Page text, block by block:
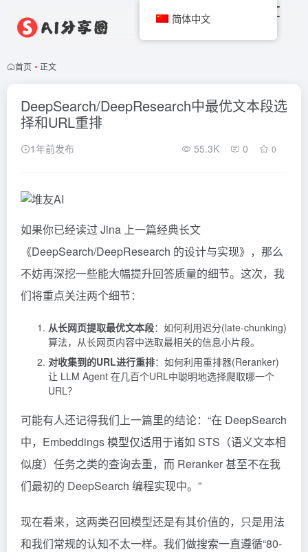
首页 • 正文
DeepSearch/DeepResearch中最优文本段选
择和URL重排
1年前发布 55.3K 0 0
如果你已经读过 Jina 上一篇经典长文
《DeepSearch/DeepResearch 的设计与实现》，那么
不妨再深挖一些能大幅提升回答质量的细节。这次，我
们将重点关注两个细节：
从长网页提取最优文本段：如何利用迟分(late-chunking)
算法，从长网页内容中选取最相关的信息小片段。
对收集到的URL进行重排：如何利用重排器(Reranker)
让 LLM Agent 在几百个URL中聪明地选择爬取哪一个
URL？
可能有人还记得我们上一篇里的结论：“在 DeepSearch
中，Embeddings 模型仅适用于诸如 STS（语义文本相
似度）任务之类的查询去重，而 Reranker 甚至不在我
们最初的 DeepSearch 编程实现中。”
现在看来，这两类召回模型还是有其价值的，只是用法
和我们常规的认知不太一样。我们做搜索一直遵循“80-
简体中文